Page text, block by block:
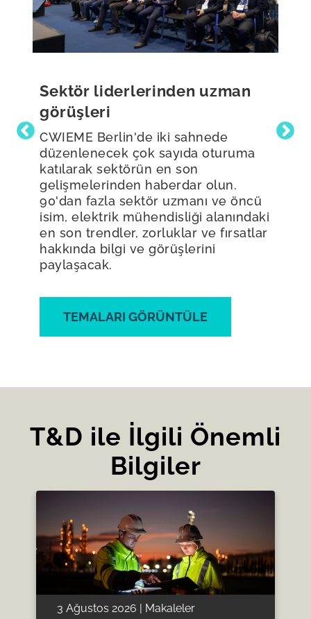
Sektör liderlerinden uzman
görüşleri
CWIEME Berlin'de iki sahnede
düzenlenecek çok sayıda oturuma
katılarak sektörün en son
gelişmelerinden haberdar olun.
90'dan fazla sektör uzmanı ve öncü
isim, elektrik mühendisliği alanındaki
en son trendler, zorluklar ve fırsatlar
hakkında bilgi ve görüşlerini
paylaşacak.
TEMALARI GÖRÜNTÜLE
T&D ile İlgili Önemli
Bilgiler
3 Ağustos 2026 | Makaleler